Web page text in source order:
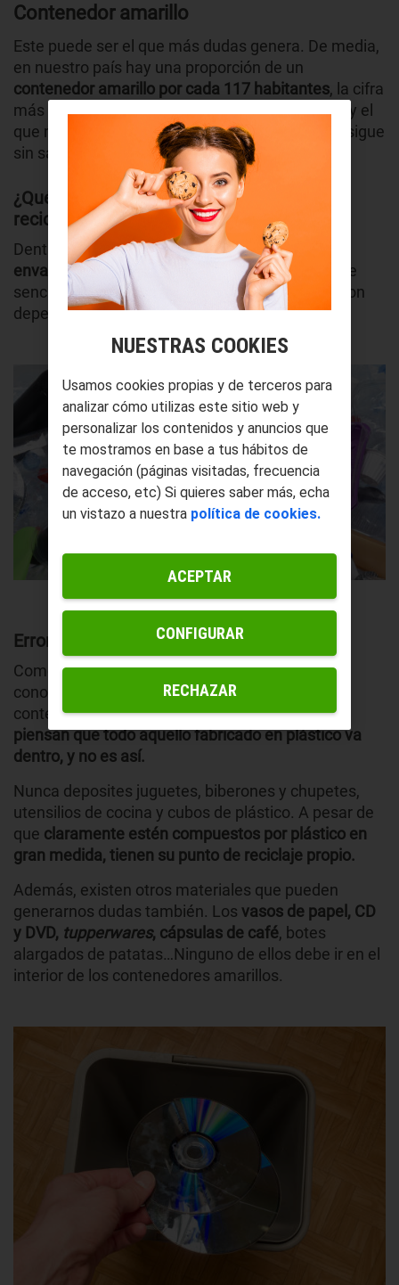
Contenedor amarillo
Este puede ser el que más dudas genera. De media,
en nuestro país hay una proporción de un
contenedor amarillo por cada 117 habitantes, la cifra
más baja de todos. Aunque es el más conocido y el
que más gente utiliza, un tercio de la población sigue
sin saber exactamente qué tirar.
¿Qué introducir en los contenedores de
reciclaje amarillos?
Dentro de este debemos depositar lasbotellas,
envases (de plástico y metálicos) ybriks
Parece
sencillo, pero muchas personas se confunden con
depende qué materiales.
Errores más comunes
Como acabamos de señalar, no todo el mundo
conoce qué tipo de productos se tiran a este
contenedor amarillo. Es normal, puesmuchos
piensan que todo aquello fabricado en plástico va
dentro, y no es así.
Nunca deposites juguetes, biberones y chupetes,
utensilios de cocina y cubos de plástico. A pesar de
que claramente estén compuestos por plástico en
gran medida, tienen su punto de reciclaje propio.
Además, existen otros materiales que pueden
generarnos dudas también. Los vasos de papel, CD
y DVD, tupperwares, cápsulas de café, botes
alargados de patatas…Ninguno de ellos debe ir en el
interior de los contenedores amarillos.
NUESTRAS COOKIES
Usamos cookies propias y de terceros para
analizar cómo utilizas este sitio web y
personalizar los contenidos y anuncios que
te mostramos en base a tus hábitos de
navegación (páginas visitadas, frecuencia
de acceso, etc) Si quieres saber más, echa
un vistazo a nuestra política de cookies.
CONFIGURAR
RECHAZAR
ACEPTAR